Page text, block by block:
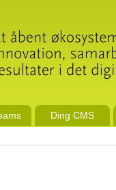
Ding CMS